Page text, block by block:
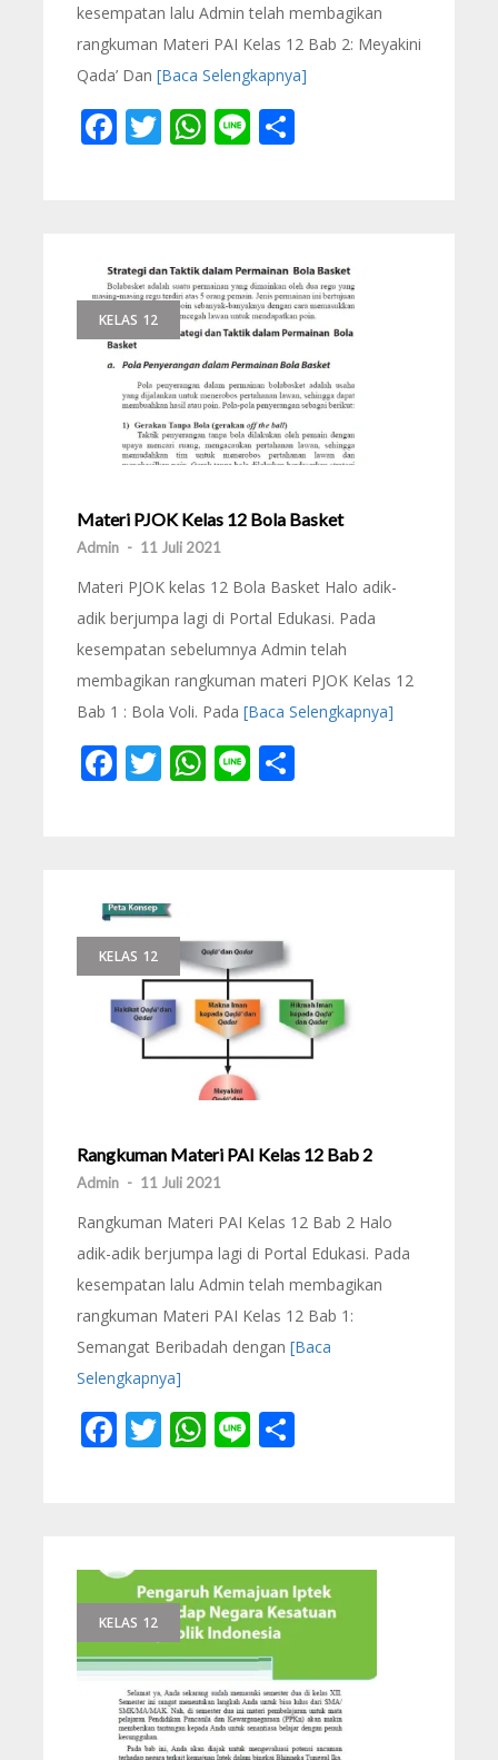
kesempatan lalu Admin telah membagikan
rangkuman Materi PAI Kelas 12 Bab 2: Meyakini
Qada’ Dan [Baca Selengkapnya]
Facebook
Twitter
WhatsApp
Line
KELAS 12
Materi PJOK Kelas 12 Bola Basket
Admin - 11 Juli 2021
Materi PJOK kelas 12 Bola Basket Halo adik-
adik berjumpa lagi di Portal Edukasi. Pada
kesempatan sebelumnya Admin telah
membagikan rangkuman materi PJOK Kelas 12
Bab 1 : Bola Voli. Pada [Baca Selengkapnya]
Facebook
Twitter
WhatsApp
Line
KELAS 12
Rangkuman Materi PAI Kelas 12 Bab 2
Admin - 11 Juli 2021
Rangkuman Materi PAI Kelas 12 Bab 2 Halo
adik-adik berjumpa lagi di Portal Edukasi. Pada
kesempatan lalu Admin telah membagikan
rangkuman Materi PAI Kelas 12 Bab 1:
Semangat Beribadah dengan [Baca
Selengkapnya]
Facebook
Twitter
WhatsApp
Line
KELAS 12